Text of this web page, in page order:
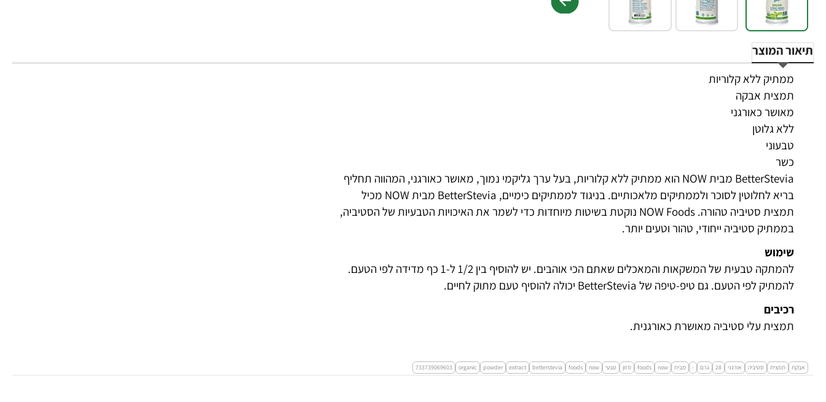
תיאור המוצר
ממתיק ללא קלוריות
תמצית אבקה
מאושר כאורגני
ללא גלוטן
טבעוני
כשר
BetterStevia מבית NOW הוא ממתיק ללא קלוריות, בעל ערך גליקמי נמוך, מאושר כאורגני, המהווה תחליף
בריא לחלוטין לסוכר ולממתיקים מלאכותיים. בניגוד לממתיקים כימיים, BetterStevia מבית NOW מכיל
תמצית סטיביה טהורה. NOW Foods נוקטת בשיטות מיוחדות כדי לשמר את האיכויות הטבעיות של הסטיביה,
בממתיק סטיביה ייחודי, טהור וטעים יותר.
שימוש
להמתקה טבעית של המשקאות והמאכלים שאתם הכי אוהבים. יש להוסיף בין 1/2 ל-1 כף מדידה לפי הטעם.
להמתיק לפי הטעם. גם טיפ-טיפה של BetterStevia יכולה להוסיף טעם מתוק לחיים.
רכיבים
תמצית עלי סטיביה מאושרת כאורגנית.
אבקת תמצית סטיביה אורגני 28 גרם - מבית now
foods מזון טבעי now
foods
betterstevia
extract
powder
organic
733739069603